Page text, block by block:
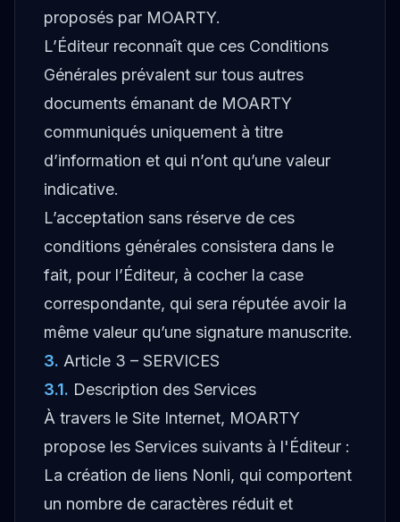
proposés par MOARTY.
L’Éditeur reconnaît que ces Conditions
Générales prévalent sur tous autres
documents émanant de MOARTY
communiqués uniquement à titre
d’information et qui n’ont qu’une valeur
indicative.
L’acceptation sans réserve de ces
conditions générales consistera dans le
fait, pour l’Éditeur, à cocher la case
correspondante, qui sera réputée avoir la
même valeur qu’une signature manuscrite.
3. Article 3 – SERVICES
3.1. Description des Services
À travers le Site Internet, MOARTY
propose les Services suivants à l'Éditeur :
La création de liens Nonli, qui comportent
un nombre de caractères réduit et